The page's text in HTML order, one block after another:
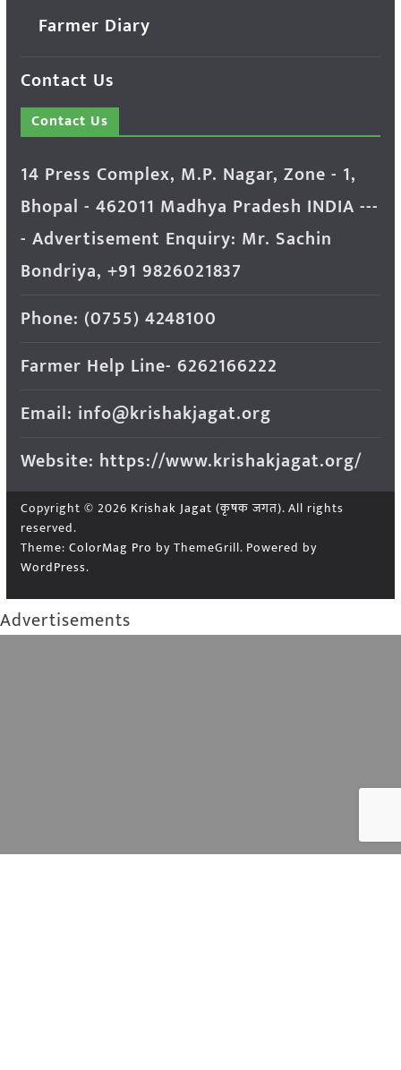
Farmer Diary
Contact Us
Contact Us
14 Press Complex, M.P. Nagar, Zone - 1,
Bhopal - 462011 Madhya Pradesh INDIA ---
- Advertisement Enquiry: Mr. Sachin
Bondriya, +91 9826021837
Phone: (0755) 4248100
Farmer Help Line- 6262166222
Email: info@krishakjagat.org
Website: https://www.krishakjagat.org/
Copyright © 2026 Krishak Jagat (कृषक जगत). All rights
reserved.
Theme: ColorMag Pro by ThemeGrill. Powered by
WordPress.
Advertisements